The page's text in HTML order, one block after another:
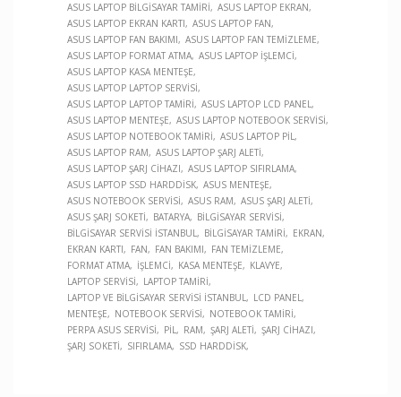
ASUS LAPTOP BILGISAYAR TAMIRI
ASUS LAPTOP EKRAN
ASUS LAPTOP EKRAN KARTI
ASUS LAPTOP FAN
ASUS LAPTOP FAN BAKIMI
ASUS LAPTOP FAN TEMIZLEME
ASUS LAPTOP FORMAT ATMA ASUS LAPTOP İŞLEMCI
ASUS LAPTOP KASA MENTEŞE
ASUS LAPTOP LAPTOP SERVISI
ASUS LAPTOP LAPTOP TAMIRI
ASUS LAPTOP LCD PANEL
ASUS LAPTOP MENTEŞE
ASUS LAPTOP NOTEBOOK SERVISI
ASUS LAPTOP NOTEBOOK TAMIRI
ASUS LAPTOP PIL
ASUS LAPTOP RAM
ASUS LAPTOP ŞARJ ALETI
ASUS LAPTOP ŞARJ CIHAZI
ASUS LAPTOP SIFIRLAMA
ASUS LAPTOP SSD HARDDISK ASUS MENTEŞE
ASUS NOTEBOOK SERVISI
ASUS RAM
ASUS ŞARJ ALETI
ASUS ŞARJ SOKETI
BATARYA
BILGISAYAR SERVISI
BILGISAYAR SERVISI İSTANBUL
BILGISAYAR TAMIRI
EKRAN
EKRAN KARTI
FAN FAN BAKIMI
FAN TEMIZLEME
FORMAT ATMA
İŞLEMCI KASA MENTEŞE
KLAVYE
LAPTOP SERVISI
LAPTOP TAMIRI
LAPTOP VE BILGISAYAR SERVISI İSTANBUL
LCD PANEL
MENTEŞE
NOTEBOOK SERVISI
NOTEBOOK TAMIRI
PERPA ASUS SERVISI
PIL RAM ŞARJ ALETI
ŞARJ CIHAZI
ŞARJ SOKETI
SIFIRLAMA SSD HARDDISK